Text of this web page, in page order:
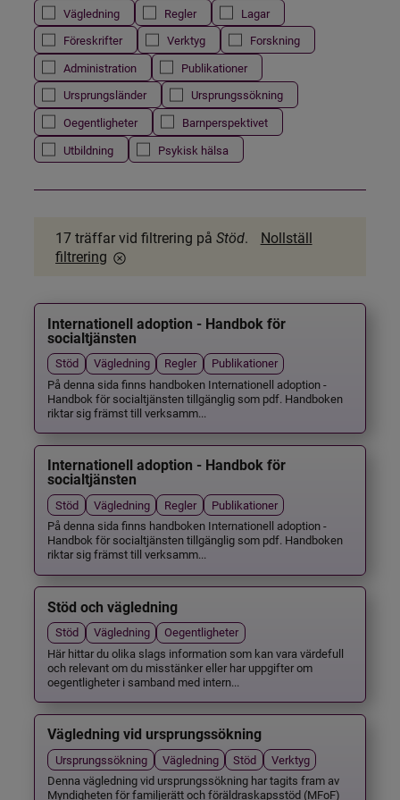
Vägledning
Regler
Lagar
Föreskrifter
Verktyg
Forskning
Administration
Publikationer
Ursprungsländer
Ursprungssökning
Oegentligheter
Barnperspektivet
Utbildning
Psykisk hälsa
17 träffarvid filtrering på Stöd.
Nollställ
filtrering
Internationell adoption - Handbok för
socialtjänsten
Stöd Vägledning Regler
Publikationer
På denna sida finns handboken Internationell adoption -
Handbok för socialtjänsten tillgänglig som pdf. Handboken
riktar sig främst till verksamm...
Internationell adoption - Handbok för
socialtjänsten
Stöd Vägledning Regler
Publikationer
På denna sida finns handboken Internationell adoption -
Handbok för socialtjänsten tillgänglig som pdf. Handboken
riktar sig främst till verksamm...
Stöd och vägledning
Stöd Vägledning
Oegentligheter
Här hittar du olika slags information som kan vara värdefull
och relevant om du misstänker eller har uppgifter om
oegentligheter i samband med intern...
Vägledning vid ursprungssökning
Ursprungssökning Vägledning Stöd
Verktyg
Denna vägledning vid ursprungssökning har tagits fram av
Myndigheten för familjerätt och föräldraskapsstöd (MFoF)